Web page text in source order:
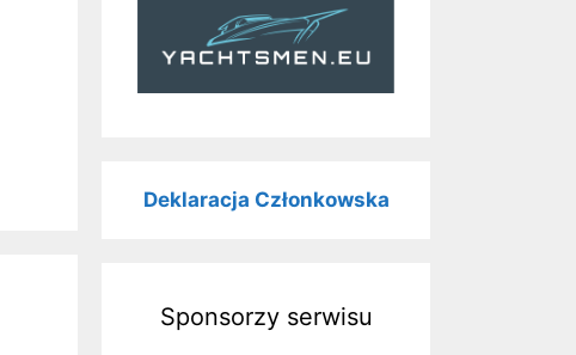
Deklaracja Członkowska
Sponsorzy serwisu